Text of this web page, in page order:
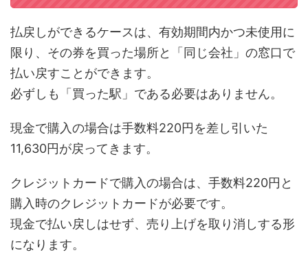
払戻しができるケースは、有効期間内かつ未使用に
限り、その券を買った場所と「同じ会社」の窓口で
払い戻すことができます。
必ずしも「買った駅」である必要はありません。
現金で購入の場合は手数料220円を差し引いた
11,630円が戻ってきます。
クレジットカードで購入の場合は、手数料220円と
購入時のクレジットカードが必要です。
現金で払い戻しはせず、売り上げを取り消しする形
になります。